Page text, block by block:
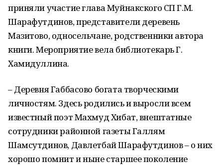
приняли участие глава Муйнакского СП Г.М.
Шарафутдинов, представители деревень
Мазитово, односельчане, родственники автора
книги. Мероприятие вела библиотекарь Г.
Хамидуллина.
– Деревня Габбасово богата творческими
личностям. Здесь родились и выросли всем
известный поэт Махмуд Хибат, внештатные
сотрудники районной газеты Галлям
Шамсутдинов, Давлетбай Шарафутдинов – о них
хорошо помнит и ныне старшее поколение